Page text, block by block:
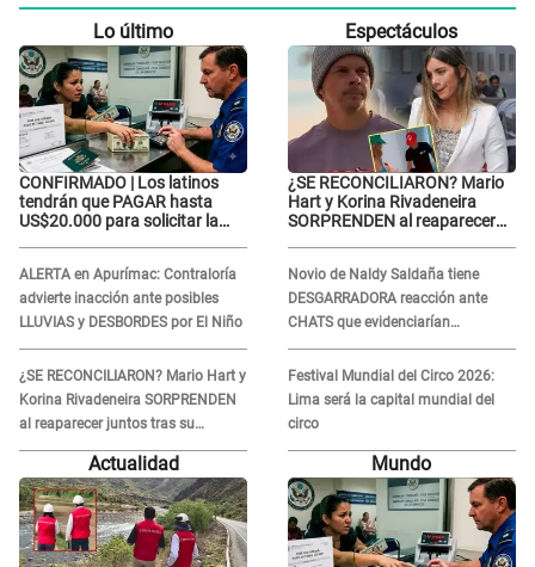
Lo último
CONFIRMADO | Los latinos
tendrán que PAGAR hasta
US$20.000 para solicitar la
ALERTA en Apurímac: Contraloría
advierte inacción ante posibles
LLUVIAS y DESBORDES por El Niño
¿SE RECONCILIARON? Mario Hart y
Korina Rivadeneira SORPRENDEN
al reaparecer juntos tras su
DOLOROSA separación: “Que
Espectáculos
¿SE RECONCILIARON? Mario
Hart y Korina Rivadeneira
SORPRENDEN al reaparecer
Novio de Naldy Saldaña tiene
DESGARRADORA reacción ante
CHATS que evidenciarían
INFIDELIDAD con animador de 'La
Bella Luz': "Se puso..."
Festival Mundial del Circo 2026:
Lima será la capital mundial del
circo
Actualidad Mundo